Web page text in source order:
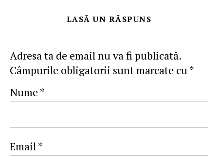
LASĂ UN RĂSPUNS
Adresa ta de email nu va fi publicată.
Câmpurile obligatorii sunt marcate cu*
Nume *
Email*